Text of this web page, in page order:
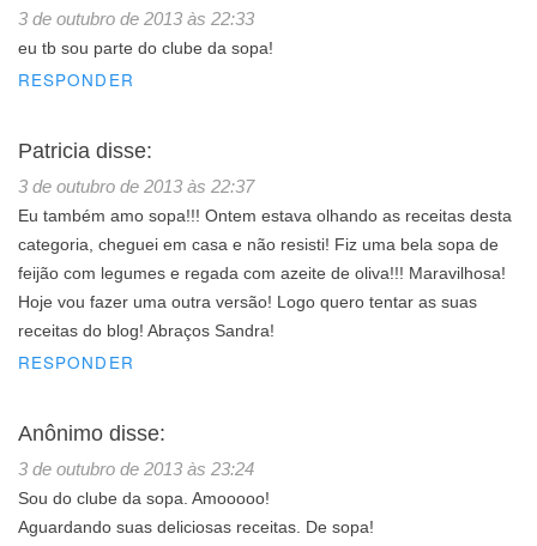
3 de outubro de 2013 às 22:33
eu tb sou parte do clube da sopa!
RESPONDER
Patricia disse:
3 de outubro de 2013 às 22:37
Eu também amo sopa!!! Ontem estava olhando as receitas desta
categoria, cheguei em casa e não resisti! Fiz uma bela sopa de
feijão com legumes e regada com azeite de oliva!!! Maravilhosa!
Hoje vou fazer uma outra versão! Logo quero tentar as suas
receitas do blog! Abraços Sandra!
RESPONDER
Anônimo disse:
3 de outubro de 2013 às 23:24
Sou do clube da sopa. Amooooo!
Aguardando suas deliciosas receitas. De sopa!